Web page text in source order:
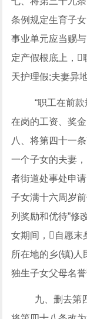
条例规定生育子
事业单元应当赐
定产假根底上，
天护理假;夫妻异
“职工在前款规
在岗的工资、奖
八、将第四十一
一个子女的夫妻
者街道处事处申
子女满十六周岁
列奖励和优待”修
女期间，自愿末
所在地的乡(镇)
独生子女父母名
九、删去第四